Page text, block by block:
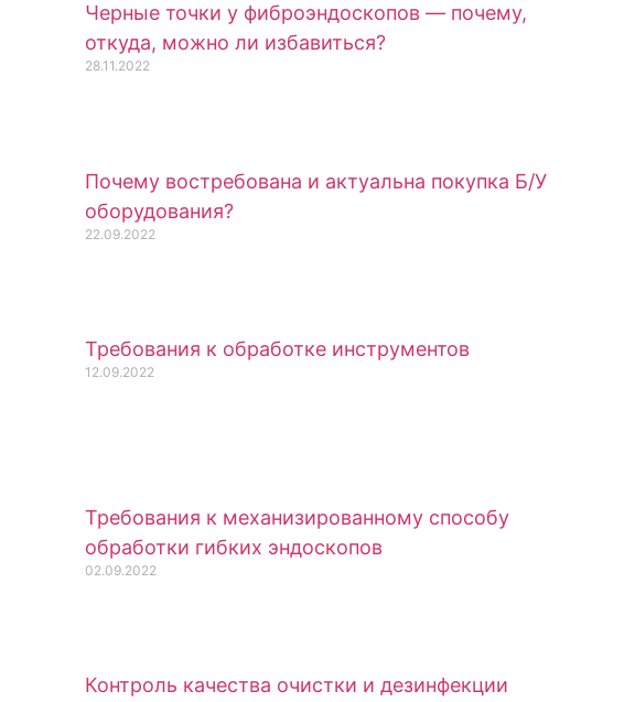
Черные точки у фиброэндоскопов — почему,
откуда, можно ли избавиться?
28.11.2022
Почему востребована и актуальна покупка Б/У
оборудования?
22.09.2022
Требования к обработке инструментов
12.09.2022
Требования к механизированному способу
обработки гибких эндоскопов
02.09.2022
Контроль качества очистки и дезинфекции